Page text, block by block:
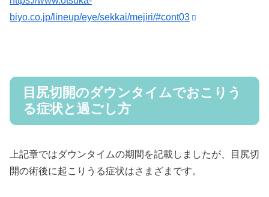
biyo.co.jp/lineup/eye/sekkai/mejiri/#cont03
目尻切開のダウンタイムでおこりう
る症状と過ごし方
上記章ではダウンタイムの期間を記載しましたが、目尻切
開の術後に起こりうる症状はさまざまです。